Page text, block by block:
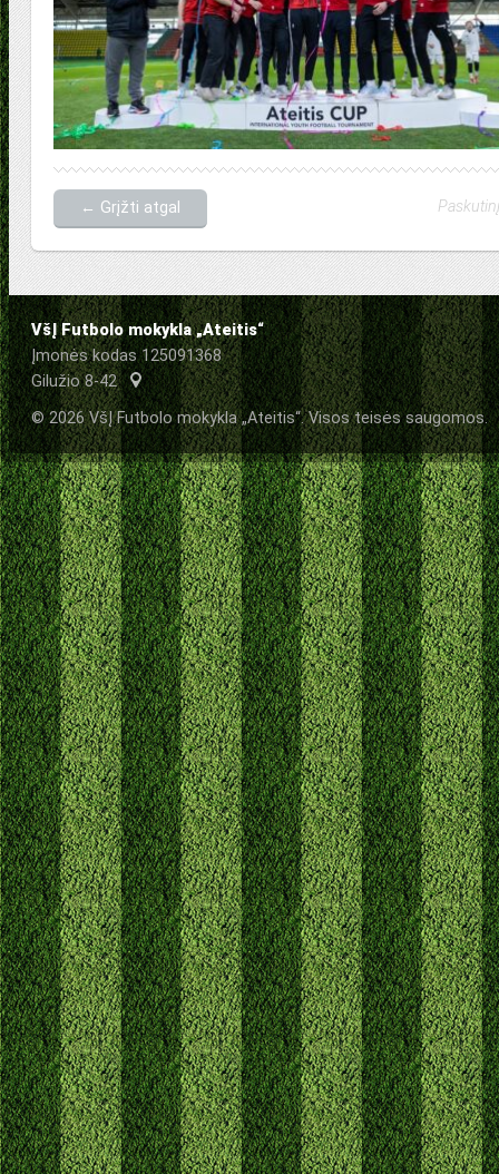
← Grįžti atgal
VšĮ Futbolo mokykla „Ateitis“
Įmonės kodas 125091368
Gilužio 8-42
© 2026 VšĮ Futbolo mokykla „Ateitis“. Visos teisės saugomos.